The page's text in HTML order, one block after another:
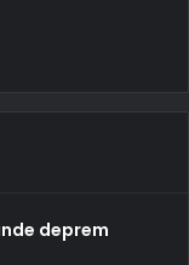
deprem